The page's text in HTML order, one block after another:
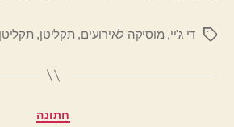
תגיותדי ג'יי, מוסיקה לאירועים, תקליטן,
קטגוריותחתונה